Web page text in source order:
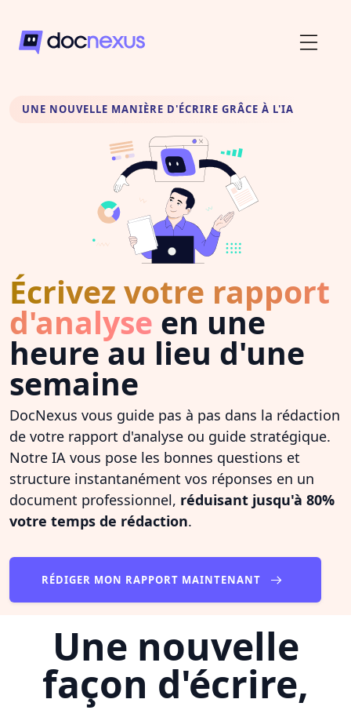
UNE NOUVELLE MANIÈRE D'ÉCRIRE GRÂCE À L'IA
Écrivez votre rapport
d'analyse en une
heure au lieu d'une
semaine
DocNexus vous guide pas à pas dans la rédaction
de votre rapport d'analyse ou guide stratégique.
Notre IA vous pose les bonnes questions et
structure instantanément vos réponses en un
document professionnel, réduisant jusqu'à 80%
votre temps de rédaction.
RÉDIGER MON RAPPORT MAINTENANT
Une nouvelle
façon d'écrire,